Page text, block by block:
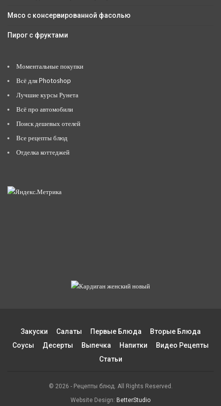
Мясо с консервированной фасолью
Пирог с фруктами
Моментальные покупки
Всё для Photoshop
Лучшие курсы Рунета
Всё про автомобили
Поиск дешевых отелей
Все рецепты блюд
Отделка коттеджей
Закуски Салаты Первые Блюда
Вторые Блюда
Соусы
Десерты Выпечка Напитки
Видео Рецепты
Статьи
© 2026 - Рецепты блюд. All Rights Reserved.
Website Design: BetterStudio